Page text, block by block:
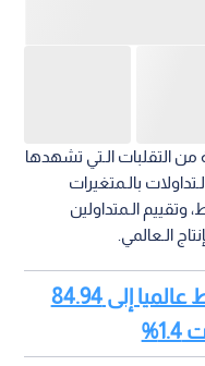
التقلبات الـتي تشهدها
بالـمتغيرات
الـمتداولين
الـعالمي.
اقرأ أيضا: ارتفاع أسعار النفط عالميا إلى 84.94